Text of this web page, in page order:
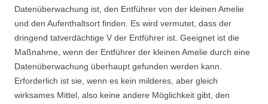
Datenüberwachung ist, den Entführer von der kleinen Amelie
und den Aufenthaltsort finden. Es wird vermutet, dass der
dringend tatverdächtige V der Entführer ist. Geeignet ist die
Maßnahme, wenn der Entführer der kleinen Amelie durch eine
Datenüberwachung überhaupt gefunden werden kann.
Erforderlich ist sie, wenn es kein milderes, aber gleich
wirksames Mittel, also keine andere Möglichkeit gibt, den